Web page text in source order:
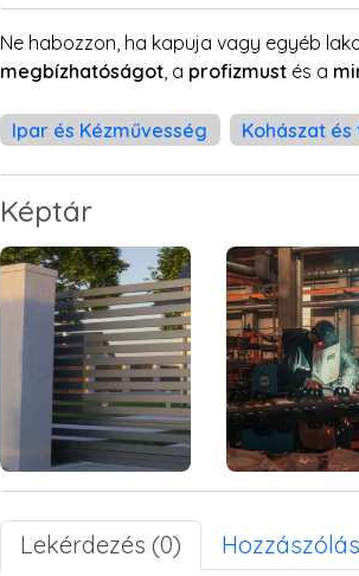
Ne habozzon, ha kapuja vagy egyéb
megbízhatóságot, a profizmust és a
Ipar és Kézművesség Kohászat
Képtár
Lekérdezés (0)